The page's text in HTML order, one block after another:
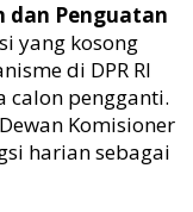
dan Penguatan
yang kosong
di DPR RI
calon pengganti.
Komisioner
harian sebagai